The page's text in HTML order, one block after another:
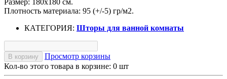
Размер: 180х180 см.
Плотность материала: 95 (+/-5) гр/м2.
КАТЕГОРИЯ: Шторы для ванной комнаты
В корзину
Просмотр корзины
Кол-во этого товара в корзине: 0 шт